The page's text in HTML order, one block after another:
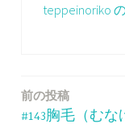
teppeinoriko
投
前の投稿
#143胸毛（むな